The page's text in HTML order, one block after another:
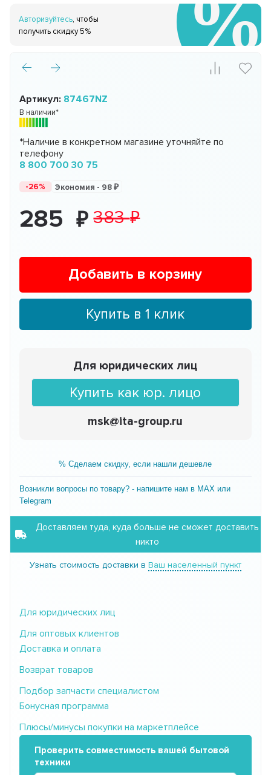
Авторизуйтесь, чтобы
получить скидку 5%
Артикул: 87467NZ
В наличии*
*Наличие в конкретном магазине уточняйте по
телефону
8 800 700 30 75
-26% Экономия - 98
285 383
Добавить в корзину
Купить в 1 клик
Для юридических лиц
Купить как юр. лицо
msk@ita-group.ru
% Сделаем скидку, если нашли дешевле
Возникли вопросы по товару? - напишите нам в MAX или
Telegram
Доставляем туда, куда больше не сможет доставить
никто
Узнать стоимость доставки в Ваш населенный пункт
Для юридических лиц
Для оптовых клиентов
Доставка и оплата
Возврат товаров
Подбор запчасти специалистом
Бонусная программа
Плюсы/минусы покупки на маркетплейсе
Проверить совместимость вашей бытовой
техники